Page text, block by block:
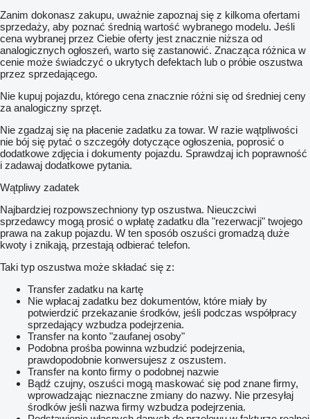
Zanim dokonasz zakupu, uważnie zapoznaj się z kilkoma ofertami
sprzedaży, aby poznać średnią wartość wybranego modelu. Jeśli
cena wybranej przez Ciebie oferty jest znacznie niższa od
analogicznych ogłoszeń, warto się zastanowić. Znacząca różnica w
cenie może świadczyć o ukrytych defektach lub o próbie oszustwa
przez sprzedającego.
Nie kupuj pojazdu, którego cena znacznie różni się od średniej ceny
za analogiczny sprzęt.
Nie zgadzaj się na płacenie zadatku za towar. W razie wątpliwości
nie bój się pytać o szczegóły dotyczące ogłoszenia, poprosić o
dodatkowe zdjęcia i dokumenty pojazdu. Sprawdzaj ich poprawność
i zadawaj dodatkowe pytania.
Wątpliwy zadatek
Najbardziej rozpowszechniony typ oszustwa. Nieuczciwi
sprzedawcy mogą prosić o wpłatę zadatku dla "rezerwacji" twojego
prawa na zakup pojazdu. W ten sposób oszuści gromadzą duże
kwoty i znikają, przestają odbierać telefon.
Taki typ oszustwa może składać się z:
Transfer zadatku na kartę
Nie wpłacaj zadatku bez dokumentów, które miały by
potwierdzić przekazanie środków, jeśli podczas współpracy
sprzedający wzbudza podejrzenia.
Transfer na konto "zaufanej osoby"
Podobna prośba powinna wzbudzić podejrzenia,
prawdopodobnie konwersujesz z oszustem.
Transfer na konto firmy o podobnej nazwie
Bądź czujny, oszuści mogą maskować się pod znane firmy,
wprowadzając nieznaczne zmiany do nazwy. Nie przesyłaj
środków jeśli nazwa firmy wzbudza podejrzenia.